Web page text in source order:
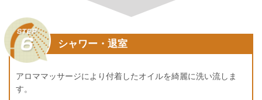
シャワー・退室
アロママッサージにより付着したオイルを綺麗に洗い流しま
す。